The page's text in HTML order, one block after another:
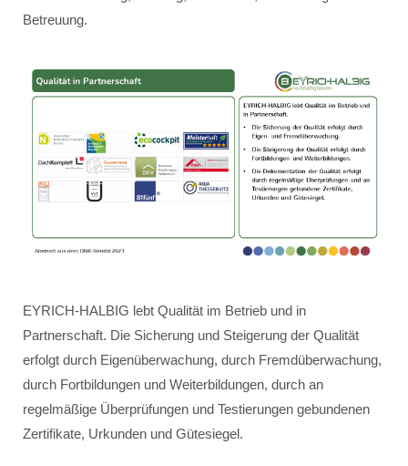
Betreuung.
EYRICH-HALBIG lebt Qualität im Betrieb und in
Partnerschaft. Die Sicherung und Steigerung der Qualität
erfolgt durch Eigenüberwachung, durch Fremdüberwachung,
durch Fortbildungen und Weiterbildungen, durch an
regelmäßige Überprüfungen und Testierungen gebundenen
Zertifikate, Urkunden und Gütesiegel.